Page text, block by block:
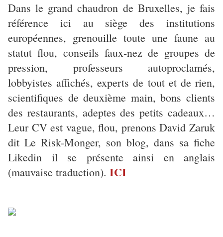
Dans le grand chaudron de Bruxelles, je fais
référence ici au siège des institutions
européennes, grenouille toute une faune au
statut flou, conseils faux-nez de groupes de
pression, professeurs autoproclamés,
lobbyistes affichés, experts de tout et de rien,
scientifiques de deuxième main, bons clients
des restaurants, adeptes des petits cadeaux…
Leur CV est vague, flou, prenons David Zaruk
dit Le Risk-Monger, son blog, dans sa fiche
Likedin il se présente ainsi en anglais
(mauvaise traduction). ICI